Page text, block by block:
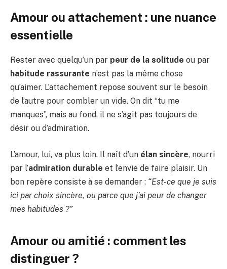
Amour ou attachement : une nuance
essentielle
Rester avec quelqu’un par peur de la solitude ou par
habitude rassurante n’est pas la même chose
qu’aimer. L’attachement repose souvent sur le besoin
de l’autre pour combler un vide. On dit “tu me
manques”, mais au fond, il ne s’agit pas toujours de
désir ou d’admiration.
L’amour, lui, va plus loin. Il naît d’un élan sincère, nourri
par l’admiration durable et l’envie de faire plaisir. Un
bon repère consiste à se demander : “Est-ce que je suis
ici par choix sincère, ou parce que j’ai peur de changer
mes habitudes ?”
Amour ou amitié : comment les
distinguer ?